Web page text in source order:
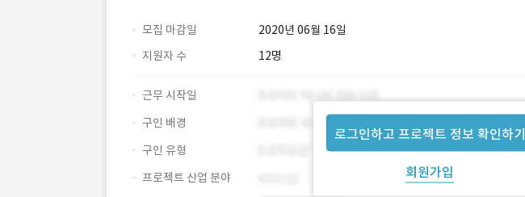
모집 마감일
2020년 06월 16일
지원자 수
12명
로그인하고 프로젝트 정보 확인하기
회원가입
근무 시작일
구인 배경
구인 유형
프로젝트 산업 분야